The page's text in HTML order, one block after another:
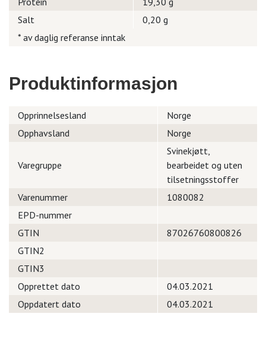
Salt
0,20 g
* av daglig referanse inntak
Produktinformasjon
Opprinnelsesland
Norge
Opphavsland
Norge
Varegruppe
Svinekjøtt,
bearbeidet og uten
tilsetningsstoffer
Varenummer
1080082
EPD-nummer
GTIN
87026760800826
GTIN2
GTIN3
Opprettet dato
04.03.2021
Oppdatert dato
04.03.2021